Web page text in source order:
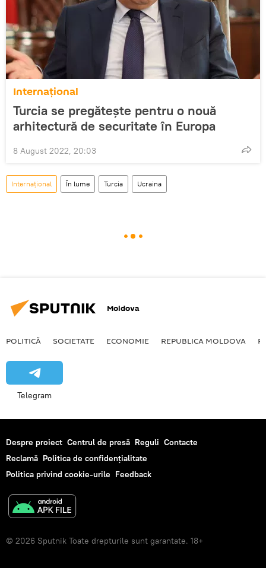
Internațional
Turcia se pregătește pentru o nouă
arhitectură de securitate în Europa
8 August 2022, 20:03
Internațional În lume Turcia Ucraina
Moldova
POLITICĂ SOCIETATE ECONOMIE REPUBLICA MOLDOVA
Telegram
Despre proiect Centrul de presă Reguli Contacte
Reclamă Politica de confidențialitate
Politica privind cookie-urile Feedback
© 2026 Sputnik Toate drepturile sunt garantate. 18+